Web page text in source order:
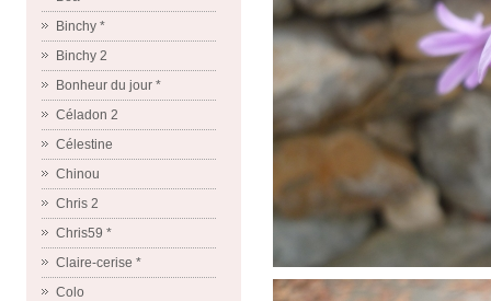
Binchy *
Binchy 2
Bonheur du jour *
Céladon 2
Célestine
Chinou
Chris 2
Chris59 *
Claire-cerise *
Colo